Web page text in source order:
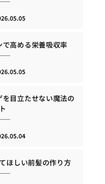
高める栄養吸収率
目立たせない魔法の
ほしい前髪の作り方